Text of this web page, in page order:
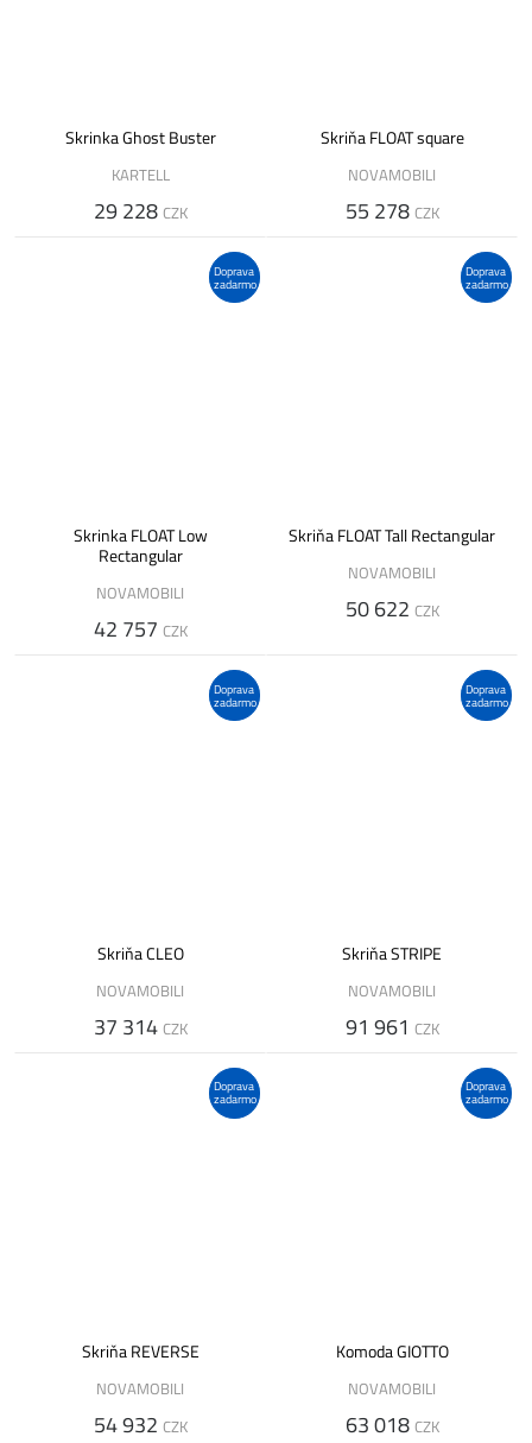
Skrinka Ghost Buster
KARTELL
29 228 CZK
Skriňa FLOAT square
NOVAMOBILI
55 278 CZK
Doprava
zadarmo
Skrinka FLOAT Low
Rectangular
NOVAMOBILI
42 757 CZK
Doprava
zadarmo
Skriňa FLOAT Tall Rectangular
NOVAMOBILI
50 622 CZK
Doprava
zadarmo
Skriňa CLEO
NOVAMOBILI
37 314 CZK
Doprava
zadarmo
Skriňa STRIPE
NOVAMOBILI
91 961 CZK
Doprava
zadarmo
Skriňa REVERSE
NOVAMOBILI
54 932 CZK
Doprava
zadarmo
Komoda GIOTTO
NOVAMOBILI
63 018 CZK